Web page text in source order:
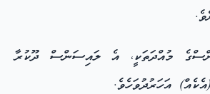
މުއްދަތަކީ، އެ ލައިސަންސް ދޫކުރާ